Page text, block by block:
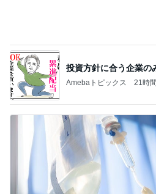
39.9度の高熱で察してくれた夫の行動
Amebaトピックス 11時間前
記事を読む